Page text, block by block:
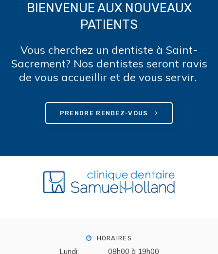
BIENVENUE AUX NOUVEAUX
PATIENTS
Vous cherchez un dentiste à Saint-
Sacrement? Nos dentistes seront ravis
de vous accueillir et de vous servir.
PRENDRE RENDEZ-VOUS
HORAIRES
Lundi:
08h00 à 19h00